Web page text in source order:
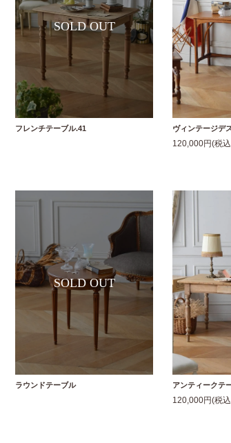
フレンチテーブル.41
ヴィンテージデ
120,000円(税
ラウンドテーブル
アンティークテ
120,000円(税